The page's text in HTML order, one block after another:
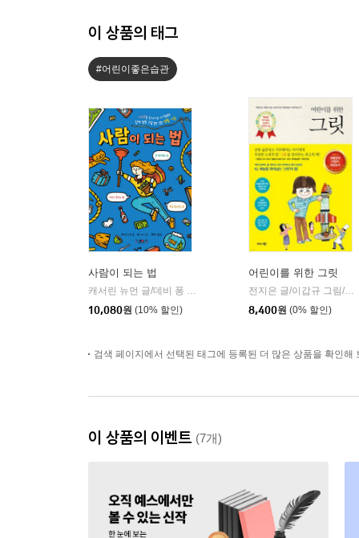
이 상품의 태그
#어린이좋은습관
사람이 되는 법
캐서린 뉴먼 글/데비 퐁 그림/김현희 역 | 그레이트북스(단행)
10,080원 (10% 할인)
어린이를 위한 그릿
전지은 글/이갑규 그림/노규식 감수
8,400원 (0% 할인)
검색 페이지에서 선택된 태그에 등록된 더 많은 상품을 확인해
이 상품의 이벤트 (7개)